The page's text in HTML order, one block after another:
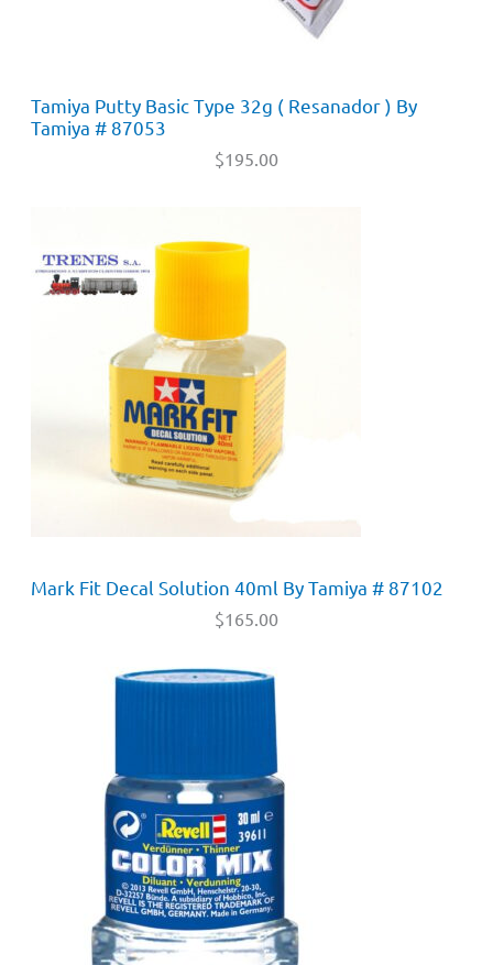
Tamiya Putty Basic Type 32g ( Resanador ) By
Tamiya # 87053
$195.00
Mark Fit Decal Solution 40ml By Tamiya # 87102
$165.00